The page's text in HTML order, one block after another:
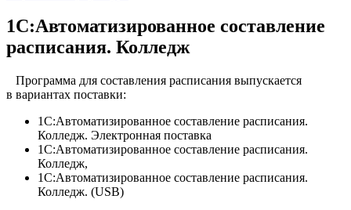
1С:Автоматизированное составление
расписания. Колледж
Программа для составления расписания выпускается
в вариантах поставки:
1С:Автоматизированное составление расписания.
Колледж. Электронная поставка
1С:Автоматизированное составление расписания.
Колледж,
1С:Автоматизированное составление расписания.
Колледж. (USB)